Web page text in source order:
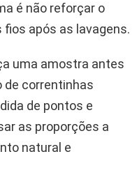
é não reforçar o
fios após as lavagens.
uma amostra antes
de correntinhas
de pontos e
as proporções a
natural e